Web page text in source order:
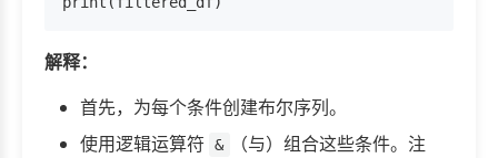
解释：
首先，为每个条件创建布尔序列。
使用逻辑运算符
&
（与）组合这些条件。注